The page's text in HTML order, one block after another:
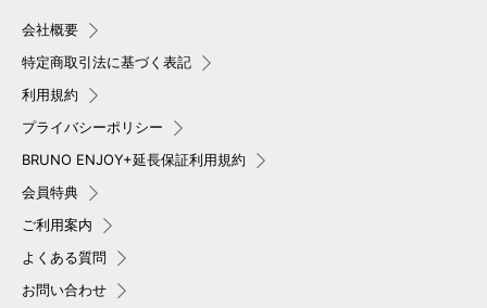
会社概要
特定商取引法に基づく表記
利用規約
プライバシーポリシー
BRUNO ENJOY+延長保証利用規約
会員特典
ご利用案内
よくある質問
お問い合わせ